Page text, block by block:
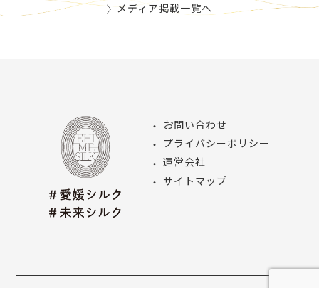
メディア掲載一覧へ
お問い合わせ
プライバシーポリシー
運営会社
サイトマップ